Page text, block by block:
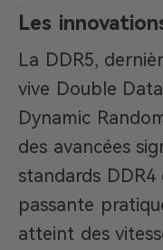
Les
La DDR5,
vive Double
Dynamic
des avancées
standards DDR4
passante
atteint des